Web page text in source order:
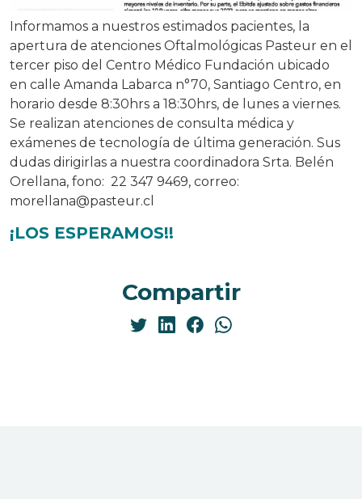
Informamos a nuestros estimados pacientes, la
apertura de atenciones Oftalmológicas Pasteur en el
tercer piso del Centro Médico Fundación ubicado
en calle Amanda Labarca n°70, Santiago Centro, en
horario desde 8:30hrs a 18:30hrs, de lunes a viernes.
Se realizan atenciones de consulta médica y
exámenes de tecnología de última generación. Sus
dudas dirigirlas a nuestra coordinadora Srta. Belén
Orellana, fono: 22 347 9469, correo:
morellana@pasteur.cl
¡LOS ESPERAMOS!!
Compartir